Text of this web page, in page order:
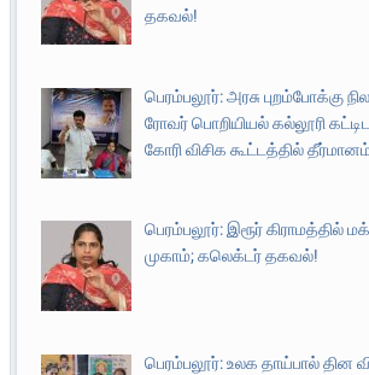
தகவல்!
பெரம்பலூர்: அரசு புறம்போக்கு
ரோவர் பொறியியல் கல்லூரி
கோரி விசிக கூட்டத்தில்
பெரம்பலூர்: இரூர் கிராமத்தில்
முகாம்; கலெக்டர் தகவல்!
பெரம்பலூர்: உலக தாய்பால் தின